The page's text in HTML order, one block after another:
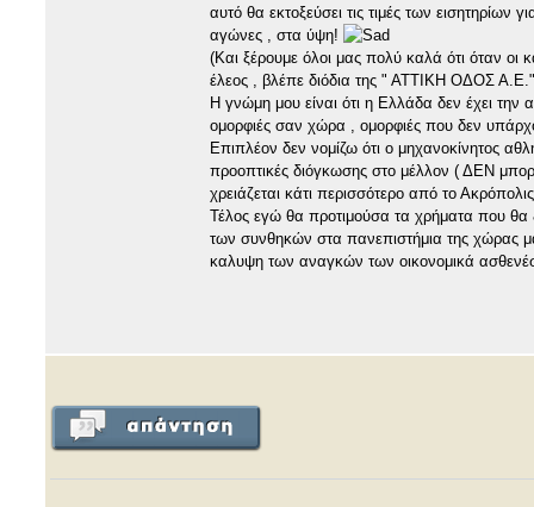
αυτό θα εκτοξεύσει τις τιμές των
αγώνες , στα ύψη!
(Και ξέρουμε όλοι μας πολύ καλά ότι όταν
έλεος , βλέπε διόδια της " ΑΤΤΙΚΗ ΟΔΟΣ
Η γνώμη μου είναι ότι η Ελλάδα δεν έχει την
ομορφιές σαν χώρα , ομορφιές που δεν
Επιπλέον δεν νομίζω ότι ο μηχανοκίνητος
προοπτικές διόγκωσης στο μέλλον ( ΔΕΝ
χρειάζεται κάτι περισσότερο από το
Τέλος εγώ θα προτιμούσα τα χρήματα που θα
των συνθηκών στα πανεπιστήμια της χώρας
καλυψη των αναγκών των οικονομικά